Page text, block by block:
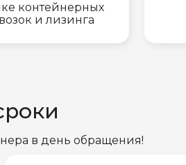
контейнерных
и лизинга
в день обращения!